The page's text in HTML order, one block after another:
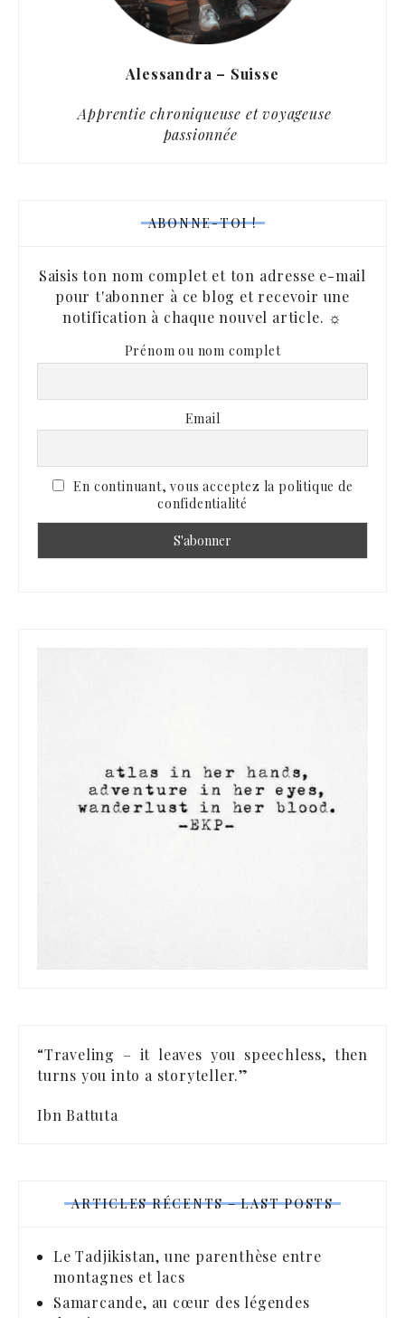
Alessandra – Suisse
Apprentie chroniqueuse et voyageuse
passionnée
ABONNE-TOI !
Saisis ton nom complet et ton adresse e-mail
pour t'abonner à ce blog et recevoir une
notification à chaque nouvel article. ☼
Prénom ou nom complet
Email
En continuant, vous acceptez la politique de
confidentialité
“Traveling – it leaves you speechless, then
turns you into a storyteller.”
Ibn Battuta
ARTICLES RÉCENTS – LAST POSTS
Le Tadjikistan, une parenthèse entre
montagnes et lacs
Samarcande, au cœur des légendes